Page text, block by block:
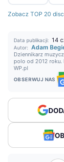
Zobacz TOP 20
Data publikacji: 14
Autor: Adam
Dziennikarz
polo od 2012 roku.
WP.pl
OBSERWUJ NAS